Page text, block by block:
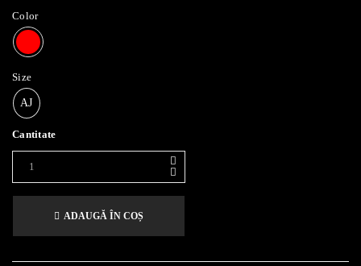
Color
Size
AJ
Cantitate
ADAUGĂ ÎN COȘ